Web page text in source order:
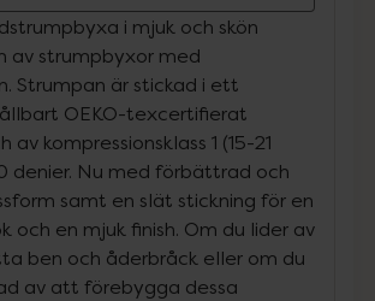
i mjuk och skön
av strumpbyxor med
Strumpan är stickad i ett
OEKO-texcertifierat
av kompressionsklass 1 (15-21
denier. Nu med förbättrad och
samt en slät stickning för en
och en mjuk finish. Om du lider av
ben och åderbråck eller om du
av att förebygga dessa